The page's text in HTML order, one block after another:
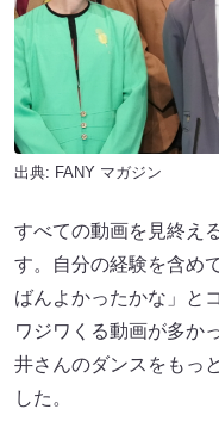
出典: FANY マガジン
すべての動画を見終え
す。自分の経験を含め
ばんよかったかな」と
ワジワくる動画が多か
井さんのダンスをもっ
した。